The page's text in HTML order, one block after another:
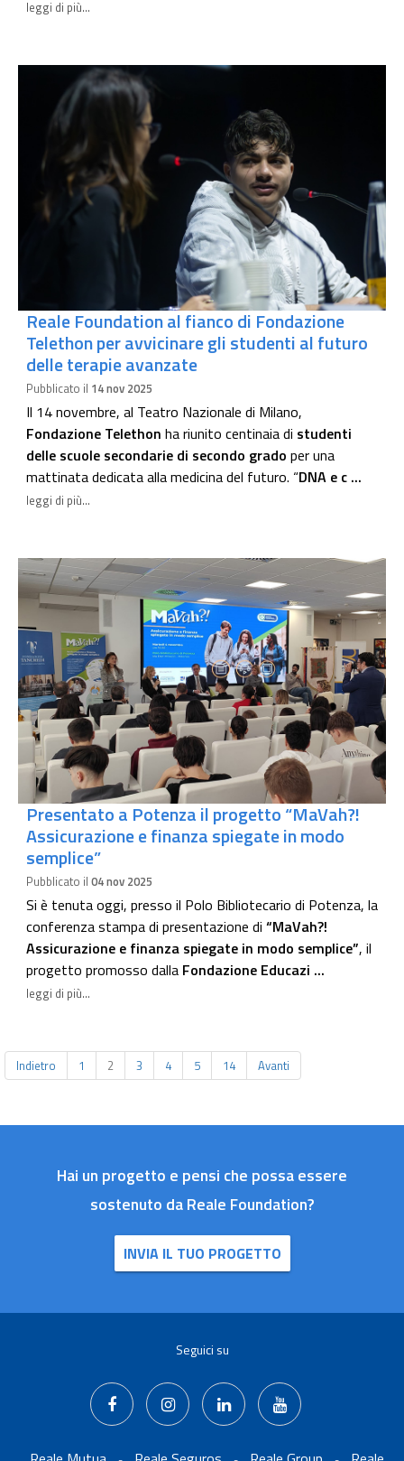
leggi di più...
Reale Foundation al fianco di Fondazione
Telethon per avvicinare gli studenti al futuro
delle terapie avanzate
Pubblicato il 14 nov 2025
Il 14 novembre, al Teatro Nazionale di Milano,
Fondazione Telethon ha riunito centinaia di studenti
delle scuole secondarie di secondo grado per una
mattinata dedicata alla medicina del futuro. “DNA e c ...
leggi di più...
Presentato a Potenza il progetto “MaVah?!
Assicurazione e finanza spiegate in modo
semplice”
Pubblicato il 04 nov 2025
Si è tenuta oggi, presso il Polo Bibliotecario di Potenza, la
conferenza stampa di presentazione di “MaVah?!
Assicurazione e finanza spiegate in modo semplice”, il
progetto promosso dalla Fondazione Educazi ...
leggi di più...
Indietro 1 2 3 4 5 14 Avanti
Hai un progetto e pensi che possa essere
sostenuto da Reale Foundation?
INVIA IL TUO PROGETTO
Seguici su